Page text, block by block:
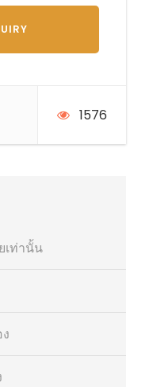
1576
เท่านั้น